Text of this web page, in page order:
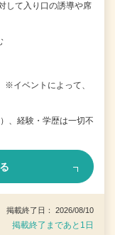
して入り口の誘導や席
※イベントによって、
、経験・学歴は一切不
載終了日： 2026/08/10
掲載終了まであと1日